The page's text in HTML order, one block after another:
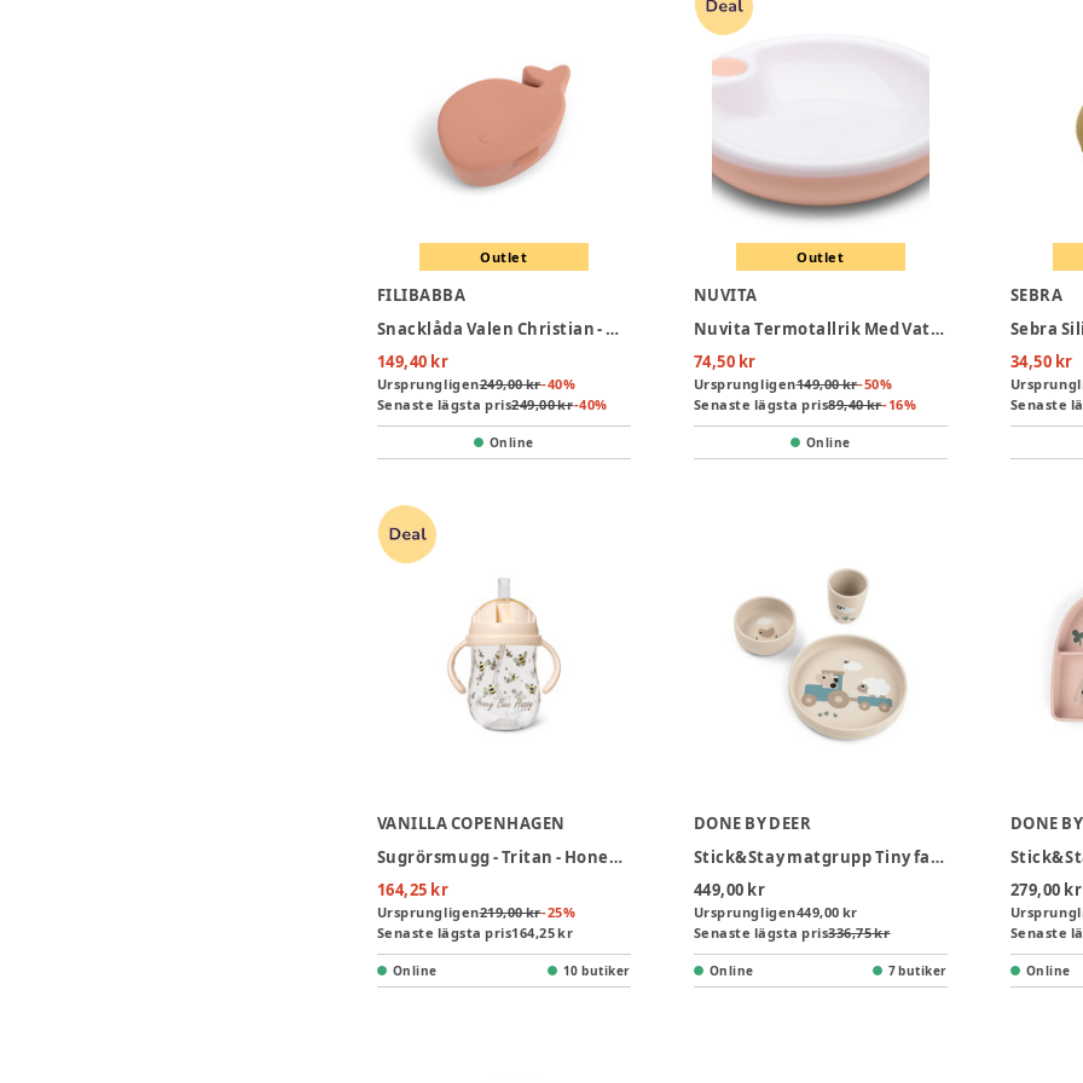
Outlet
FILIBABBA
Snacklåda Valen Christian - Misty Rose
149,40 kr
Ursprungligen249,00 kr-40%
Senaste lägsta pris249,00 kr-40%
Online
Outlet
NUVITA
Nuvita Termotallrik Med Vattenhållare - Pink
74,50 kr
Ursprungligen149,00 kr-50%
Senaste lägsta pris89,40 kr-16%
Online
SEBRA
34,50 kr
Senaste
VANILLA COPENHAGEN
Sugrörsmugg - Tritan - Honeybee - 300 ml
164,25 kr
Ursprungligen219,00 kr-25%
Senaste lägsta pris164,25 kr
Online 10 butiker
DONE BY DEER
Stick&Stay matgrupp Tiny farm Sand
449,00 kr
Ursprungligen449,00 kr
Senaste lägsta pris336,75 kr
Online 7 butiker
DONE
279,00 kr
Senaste
Online